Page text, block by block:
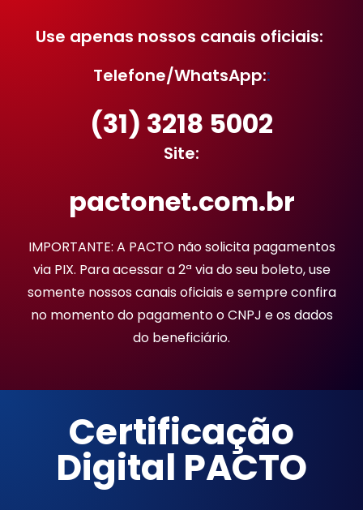
Use apenas nossos canais oficiais:
Telefone/WhatsApp::
(31) 3218 5002
Site:
pactonet.com.br
IMPORTANTE: A PACTO não solicita pagamentos
via PIX. Para acessar a 2ª via do seu boleto, use
somente nossos canais oficiais e sempre confira
no momento do pagamento o CNPJ e os dados
do beneficiário.
Certificação
Digital PACTO